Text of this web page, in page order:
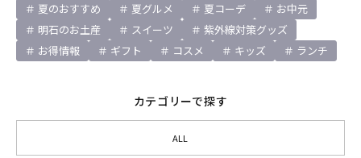
夏のおすすめ 夏グルメ 夏コーデ
お中元
明石のお土産
スイーツ
紫外線対策グッズ
お得情報
ギフト コスメ キッズ ランチ
カテゴリーで探す
ALL